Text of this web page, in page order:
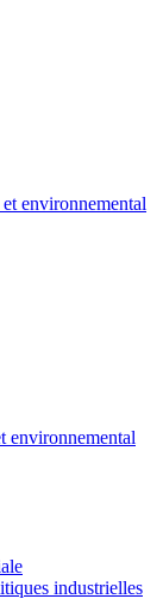
environnemental
industrielles